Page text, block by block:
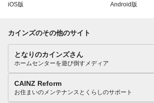
iOS版 Android版
カインズのその他のサイト
となりのカインズさん
ホームセンターを遊び倒すメディア
CAINZ Reform
お住まいのメンテナンスとくらしのサポート